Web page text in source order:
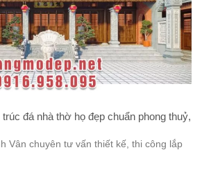
đá nhà thờ họ đẹp chuẩn phong thuỷ,
Vân chuyên tư vấn thiết kế, thi công lắp